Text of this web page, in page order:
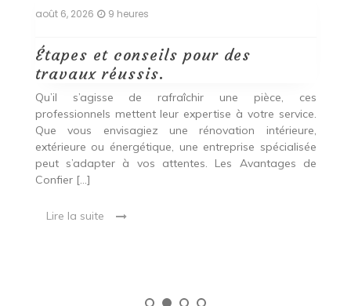
août 6, 2026 9 heures
Étapes et conseils pour des
travaux réussis.
Qu’il s’agisse de rafraîchir une pièce, ces
professionnels mettent leur expertise à votre service.
Que vous envisagiez une rénovation intérieure,
extérieure ou énergétique, une entreprise spécialisée
peut s’adapter à vos attentes. Les Avantages de
Confier […]
Lire la suite